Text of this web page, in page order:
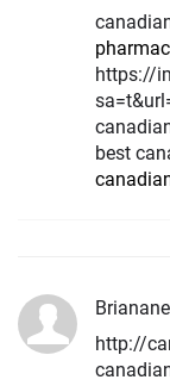
https://
best
http://